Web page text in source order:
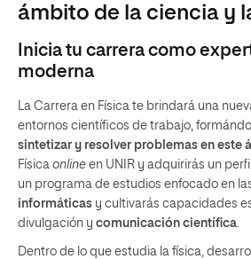
ámbito de la ciencia y
Inicia tu carrera como
moderna
La Carrera en Física te brindará una
entornos científicos de trabajo,
sintetizar y resolver problemas en este
Física online en UNIR y adquirirás un
un programa de estudios enfocado en
informáticas y cultivarás capacidades
divulgación y comunicación científica.
Dentro de lo que estudia la física,